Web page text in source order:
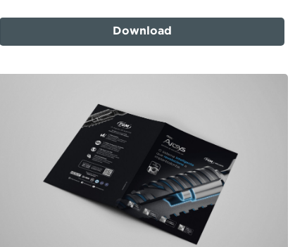
Download